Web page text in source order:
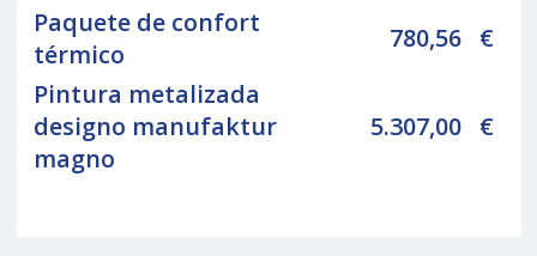
Paquete de confort
térmico
780,56 €
Pintura metalizada
designo manufaktur
magno
5.307,00 €